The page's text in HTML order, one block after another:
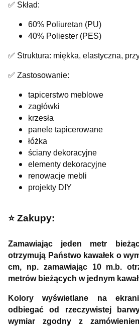
✅ Skład:
60% Poliuretan (PU)
40% Poliester (PES)
✅ Struktura: miękka, elastyczna,
✅ Zastosowanie:
tapicerstwo meblowe
zagłówki
krzesła
panele tapicerowane
łóżka
ściany dekoracyjne
elementy dekoracyjne
renowacje mebli
projekty DIY
⭐️ Zakupy:
Zamawiając jeden metr
otrzymują Państwo kawałek o
cm, np. zamawiając 10 m.b.
metrów bieżących w jednym
Kolory wyświetlane na
odbiegać od rzeczywistej
wymiar zgodny z